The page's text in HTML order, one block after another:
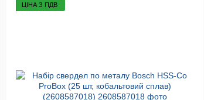
ЦІНА З ПДВ